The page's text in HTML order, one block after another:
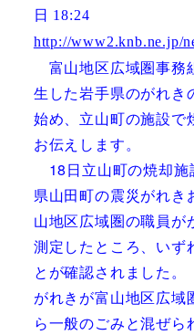
日 18:24
http://www2.knb.ne.jp/
富山地区広域圏事務
生した岩手県のがれき
始め、立山町の施設で
お伝えします。
18日立山町の焼却施
県山田町の震災がれき
山地区広域圏の職員が
測定したところ、いず
とが確認されました。
がれきが富山地区広
ら一般のごみと混ぜら